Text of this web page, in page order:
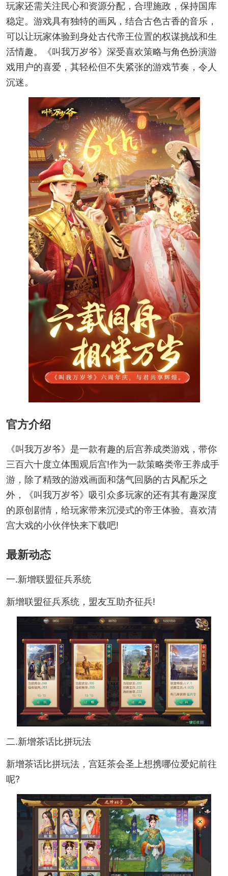
玩家还需关注民心和资源分配，合理施政，保持国库
稳定。游戏具有独特的画风，结合古色古香的音乐，
可以让玩家体验到身处古代帝王位置的权谋挑战和生
活情趣。《叫我万岁爷》深受喜欢策略与角色扮演游
戏用户的喜爱，其轻松但不失紧张的游戏节奏，令人
沉迷。
官方介绍
《叫我万岁爷》是一款有趣的后宫养成类游戏，带你
三百六十度立体围观后宫!作为一款策略类帝王养成手
游，除了精致的游戏画面和荡气回肠的古风配乐之
外，《叫我万岁爷》吸引众多玩家的还有其有趣深度
的原创剧情，给玩家带来沉浸式的帝王体验。喜欢清
宫大戏的小伙伴快来下载吧!
最新动态
一.新增联盟征兵系统
新增联盟征兵系统，盟友互助齐征兵!
二.新增茶话比拼玩法
新增茶话比拼玩法，宫廷茶会圣上想携哪位爱妃前往
呢?